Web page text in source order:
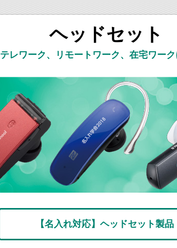
ヘッドセット
テレワーク、リモートワーク、在宅ワーク
【名入れ対応】 ヘッドセット製品